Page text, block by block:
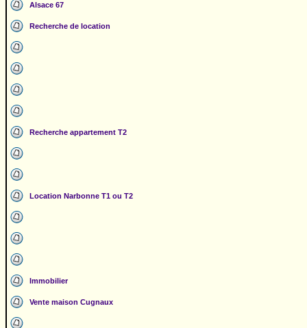
Alsace 67
Recherche de location
Recherche appartement T2
Location Narbonne T1 ou T2
Immobilier
Vente maison Cugnaux